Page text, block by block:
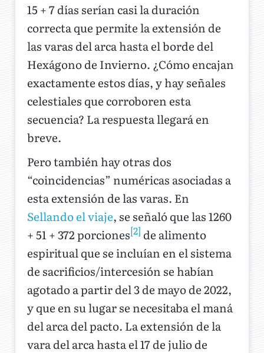
15 + 7 días serían casi la duración
correcta que permite la extensión de
las varas del arca hasta el borde del
Hexágono de Invierno. ¿Cómo encajan
exactamente estos días, y hay señales
celestiales que corroboren esta
secuencia? La respuesta llegará en
breve.
Pero también hay otras dos
“coincidencias” numéricas asociadas a
esta extensión de las varas. En
Sellando el viaje, se señaló que las 1260
+ 51 + 372 porciones[2] de alimento
espiritual que se incluían en el sistema
de sacrificios/intercesión se habían
agotado a partir del 3 de mayo de 2022,
y que en su lugar se necesitaba el maná
del arca del pacto. La extensión de la
vara del arca hasta el 17 de julio de